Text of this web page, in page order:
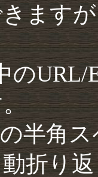
ます
のURL/
半角
折り